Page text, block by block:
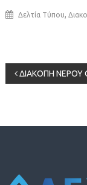
Δελτία Τύπου,
ΔΙΑΚΟΠΗ ΝΕΡΟΥ